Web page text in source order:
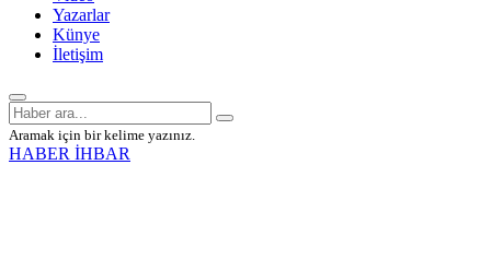
Yazarlar
Künye
İletişim
Aramak için bir kelime yazınız.
HABER İHBAR